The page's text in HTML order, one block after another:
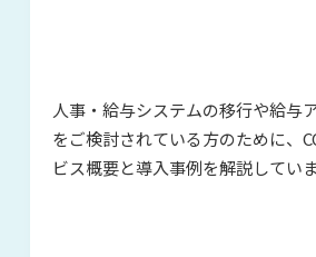
人事・給与システムの移行や給与
をご検討されている方のために、
ビス概要と導入事例を解説していま